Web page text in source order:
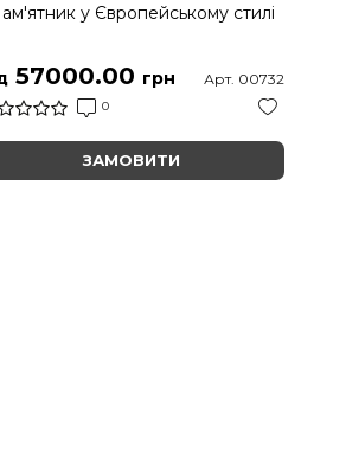
у Європейському стилі
57000.00 грн
0
Арт. 00732
ЗАМОВИТИ